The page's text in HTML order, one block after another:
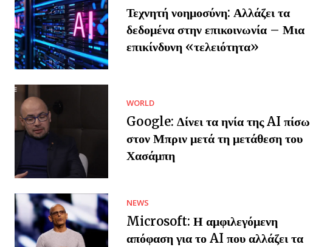
Τεχνητή νοημοσύνη: Αλλάζει τα
δεδομένα στην επικοινωνία – Μια
επικίνδυνη «τελειότητα»
WORLD
Google: Δίνει τα ηνία της AI πίσω
στον Μπριν μετά τη μετάθεση του
Χασάμπη
NEWS
Microsoft: Η αμφιλεγόμενη
απόφαση για το AI που αλλάζει τα